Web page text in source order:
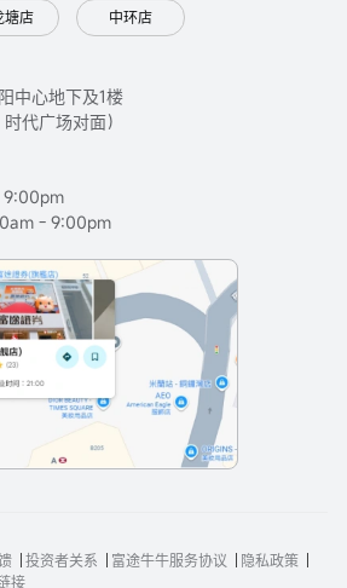
塘店 中环店
中心地下及1楼
代广场对面）
9:00pm
- 9:00pm
投资者关系 富途牛牛服务协议
隐私政策
接